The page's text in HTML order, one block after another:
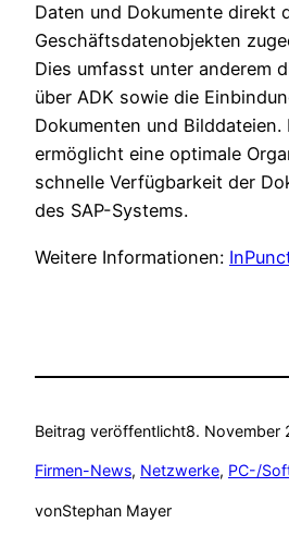
Daten und Dokumente direkt
Geschäftsdatenobjekten
Dies umfasst unter anderem
über ADK sowie die
Dokumenten und
ermöglicht eine optimale
schnelle Verfügbarkeit der
des SAP-Systems.
Weitere Informationen:
Beitrag veröffentlicht8. November
Firmen-News, Netzwerke, PC-/
vonStephan Mayer